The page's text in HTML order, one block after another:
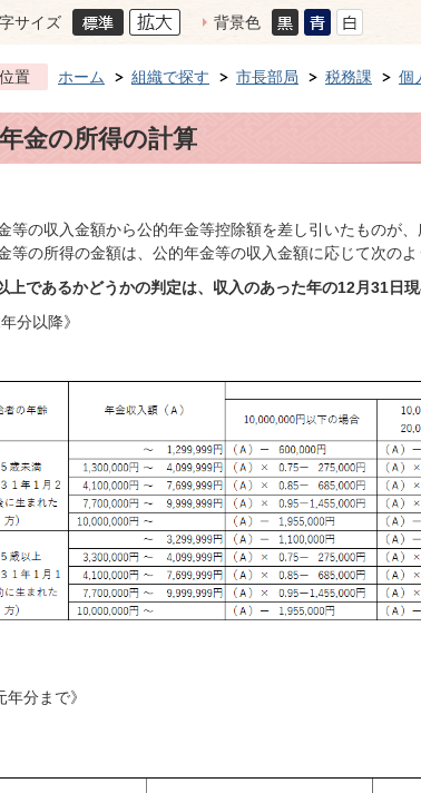
サイズ 背景色
置 ホーム 組織で探す 市長部局 税務課 個
金の所得の計算
等の収入金額から公的年金等控除額を差し引いたものが、
等の所得の金額は、公的年金等の収入金額に応じて次のよ
上であるかどうかの判定は、収入のあった年の12月31日現
分以降》
年分まで》